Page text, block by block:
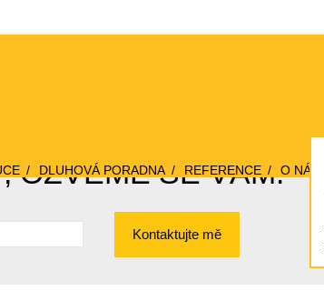
DLUHOVÁ PORADNA REFERENCE O NÁS
OZVEME SE VÁM!
Kontaktujte mě